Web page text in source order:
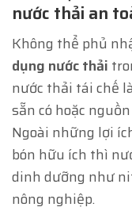
nước thải an
Không thể phủ
dụng nước thải
nước thải tái chế
sẵn có hoặc
Ngoài những lợi
bón hữu ích thì
dinh dưỡng như
nông nghiệp.